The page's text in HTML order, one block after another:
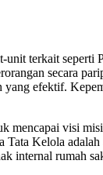
terkait seperti
secara
yang efektif.
mencapai visi
Kelola
internal rumah